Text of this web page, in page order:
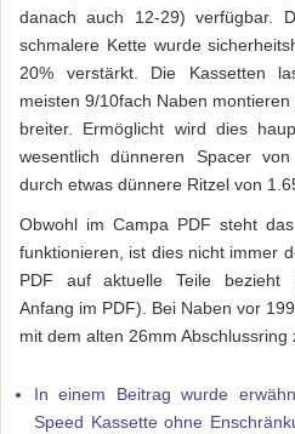
danach auch 12-29) verfügbar.
schmalere Kette wurde
20% verstärkt. Die Kassetten
meisten 9/10fach Naben
breiter. Ermöglicht wird dies
wesentlich dünneren Spacer
durch etwas dünnere Ritzel von
Obwohl im Campa PDF steht
funktionieren, ist dies nicht immer
PDF auf aktuelle Teile bezieht
Anfang im PDF). Bei Naben vor
mit dem alten 26mm Abschlussring
In einem Beitrag wurde
Speed Kassette ohne